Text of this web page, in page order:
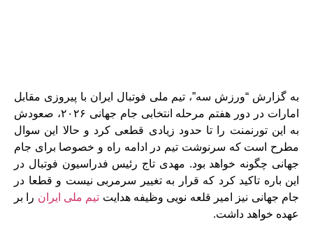
به گزارش “ورزش سه”، تیم ملی فوتبال ایران با پیروزی مقابل
امارات در دور هفتم مرحله انتخابی جام جهانی ۲۰۲۶، صعودش
به این تورنمنت را تا حدود زیادی قطعی کرد و حالا این سوال
مطرح است که سرنوشت تیم در ادامه راه و خصوصا برای جام
جهانی چگونه خواهد بود. مهدی تاج رئیس فدراسیون فوتبال در
این باره تاکید کرد که قرار به تغییر سرمربی نیست و قطعا در
جام جهانی نیز امیر قلعه نویی وظیفه هدایت تیم ملی ایران را بر
عهده خواهد داشت.